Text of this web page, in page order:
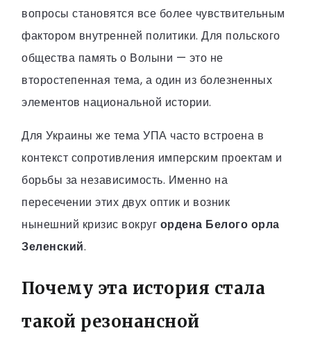
вопросы становятся все более чувствительным
фактором внутренней политики. Для польского
общества память о Волыни — это не
второстепенная тема, а один из болезненных
элементов национальной истории.
Для Украины же тема УПА часто встроена в
контекст сопротивления имперским проектам и
борьбы за независимость. Именно на
пересечении этих двух оптик и возник
нынешний кризис вокруг ордена Белого орла
Зеленский.
Почему эта история стала
такой резонансной